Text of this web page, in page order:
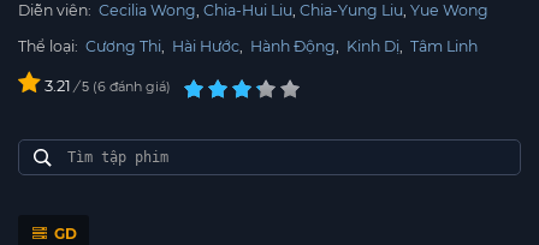
Diễn viên: Cecilia Wong Chia-Hui Liu Chia-Yung Liu Yue Wong
Thể loại: Cương Thi, Hài Hước, Hành Động, Kinh Dị, Tâm Linh
3.21 / 5 6 đánh giá
GD